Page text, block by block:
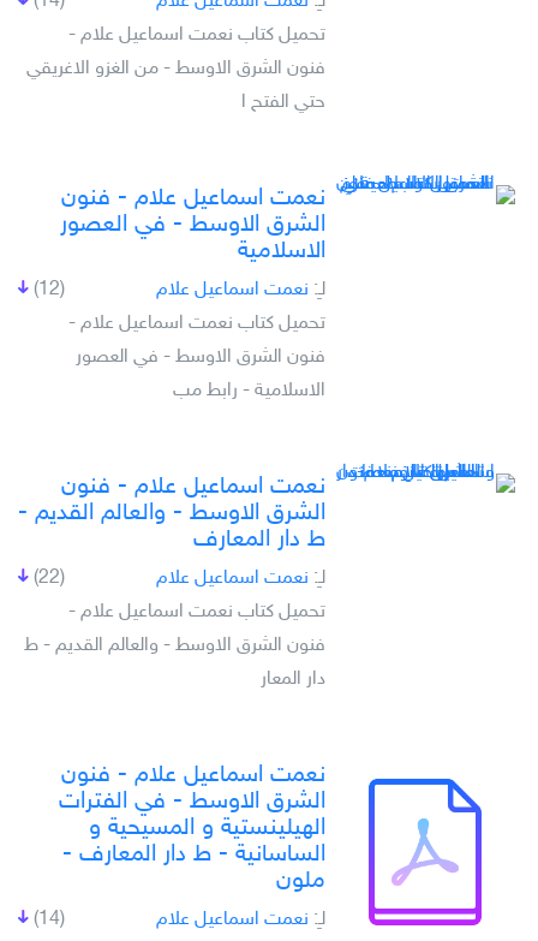
تحميل كتاب نعمت اسماعيل علام -
فنون الشرق الاوسط - من الغزو الاغريقي
حتي الفتح ا
نعمت اسماعيل علام - فنون
الشرق الاوسط - في العصور
الاسلامية
(12) لـِ: نعمت اسماعيل علام
تحميل كتاب نعمت اسماعيل علام -
فنون الشرق الاوسط - في العصور
الاسلامية - رابط مب
نعمت اسماعيل علام - فنون
الشرق الاوسط - والعالم القديم -
ط دار المعارف
(22) لـِ: نعمت اسماعيل علام
تحميل كتاب نعمت اسماعيل علام -
فنون الشرق الاوسط - والعالم القديم - ط
دار المعار
نعمت اسماعيل علام - فنون
الشرق الاوسط - في الفترات
الهيلينستية و المسيحية و
الساسانية - ط دار المعارف -
ملون
(14) لـِ: نعمت اسماعيل علام